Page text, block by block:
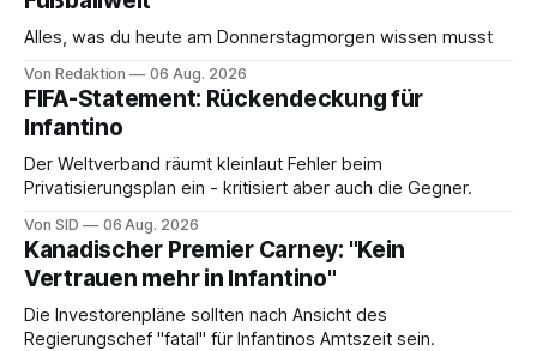
Alles, was du heute am Donnerstagmorgen wissen musst
Von Redaktion 06 Aug. 2026
FIFA-Statement: Rückendeckung für
Infantino
Der Weltverband räumt kleinlaut Fehler beim
Privatisierungsplan ein - kritisiert aber auch die Gegner.
Von SID 06 Aug. 2026
Kanadischer Premier Carney: "Kein
Vertrauen mehr in Infantino"
Die Investorenpläne sollten nach Ansicht des
Regierungschef "fatal" für Infantinos Amtszeit sein.